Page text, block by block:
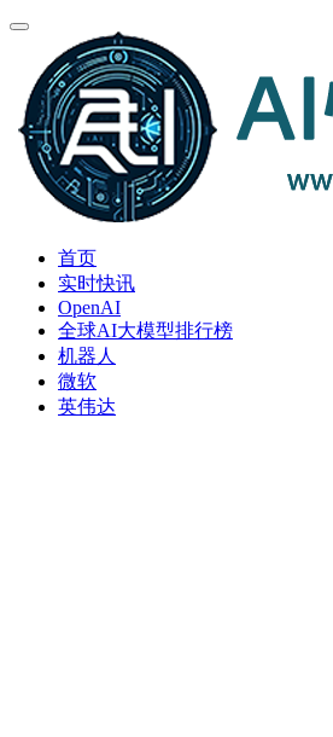
首页
实时快讯
OpenAI
全球AI大模型排行榜
机器人
微软
英伟达